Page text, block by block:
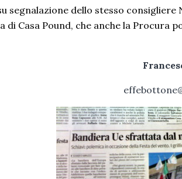
segnalazione dello stesso consigliere
Casa Pound, che anche la Procura